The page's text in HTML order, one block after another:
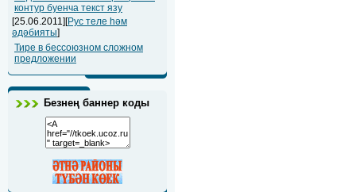
контур буенча текст язу
[25.06.2011][Рус теле һәм
әдәбияты]
Тире в бессоюзном сложном
предложении
Безнең баннер коды